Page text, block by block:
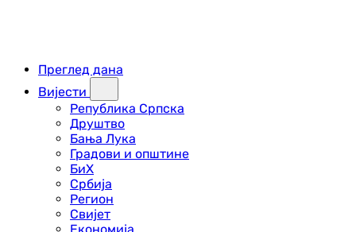
Преглед дана
Вијести
Република Српска
Друштво
Бања Лука
Градови и општине
БиХ
Србија
Регион
Свијет